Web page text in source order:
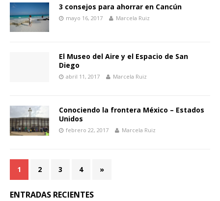
3 consejos para ahorrar en Cancún
mayo 16, 2017 Marcela Ruiz
El Museo del Aire y el Espacio de San
Diego
abril 11, 2017 Marcela Ruiz
Conociendo la frontera México – Estados
Unidos
febrero 22, 2017 Marcela Ruiz
1 2 3 4 »
ENTRADAS RECIENTES